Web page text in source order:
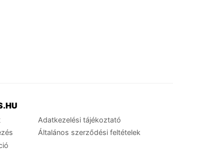
Adatkezelési tájékoztató
Általános szerződési feltételek